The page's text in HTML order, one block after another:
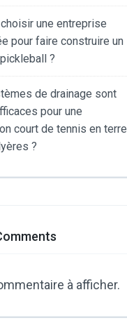
une entreprise
pour faire construire un
?
de drainage sont
pour une
court de tennis en terre
?
à afficher.